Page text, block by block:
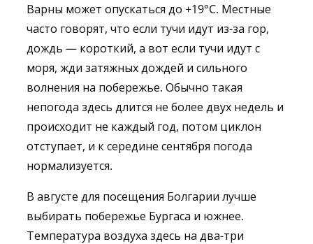
Варны может опускаться до +19°C. Местные
часто говорят, что если тучи идут из-за гор,
дождь — короткий, а вот если тучи идут с
моря, жди затяжных дождей и сильного
волнения на побережье. Обычно такая
непогода здесь длится не более двух недель и
происходит не каждый год, потом циклон
отступает, и к середине сентября погода
нормализуется.
В августе для посещения Болгарии лучше
выбирать побережье Бургаса и южнее.
Температура воздуха здесь на два-три